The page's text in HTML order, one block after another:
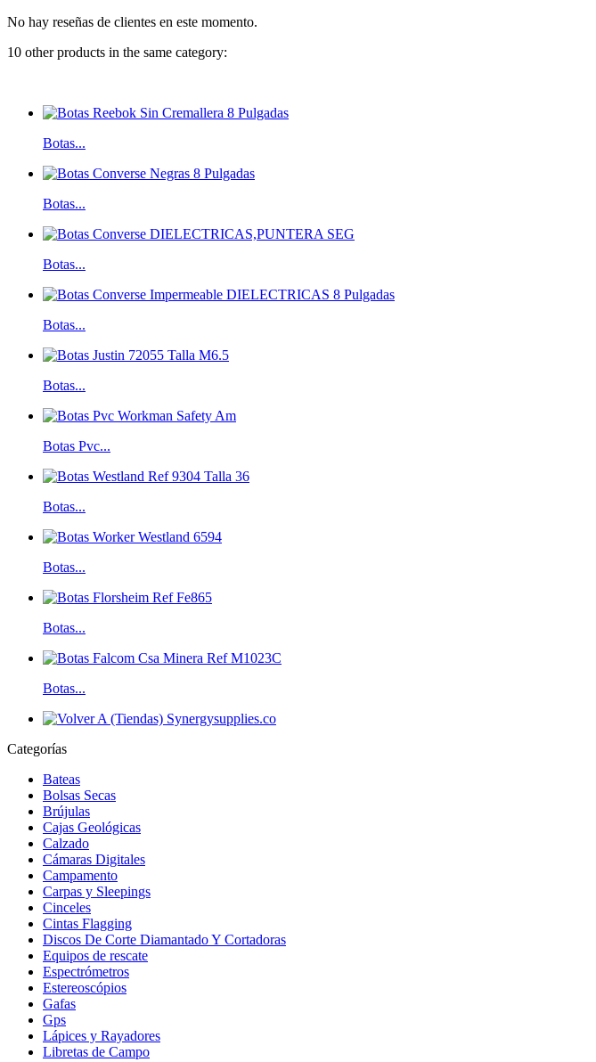
No hay reseñas de clientes en este momento.
10 other products in the same category:
Botas...
Botas...
Botas...
Botas...
Botas...
Botas Pvc...
Botas...
Botas...
Botas...
Botas...
Categorías
Bateas
Bolsas Secas
Brújulas
Cajas Geológicas
Calzado
Cámaras Digitales
Campamento
Carpas y Sleepings
Cinceles
Cintas Flagging
Discos De Corte Diamantado Y Cortadoras
Equipos de rescate
Espectrómetros
Estereoscópios
Gafas
Gps
Lápices y Rayadores
Libretas de Campo